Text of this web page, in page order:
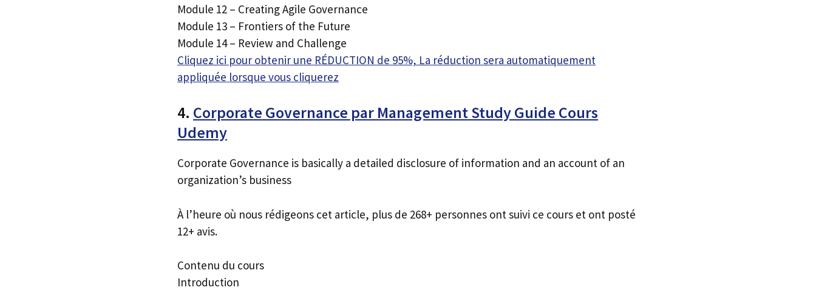
Module 12 – Creating Agile Governance
Module 13 – Frontiers of the Future
Module 14 – Review and Challenge
Cliquez ici pour obtenir une RÉDUCTION de 95%, La réduction sera automatiquement
appliquée lorsque vous cliquerez
4. Corporate Governance par Management Study Guide Cours
Udemy
Corporate Governance is basically a detailed disclosure of information and an account of an
organization’s business
À l’heure où nous rédigeons cet article, plus de 268+ personnes ont suivi ce cours et ont posté
12+ avis.
Contenu du cours
Introduction